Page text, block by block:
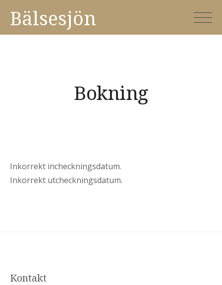
content
Bälsesjön
Bokning
Inkorrekt incheckningsdatum.
Inkorrekt utcheckningsdatum.
Kontakt